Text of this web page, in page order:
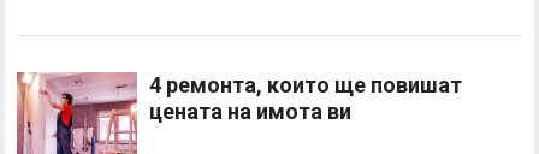
4 ремонта, които ще повишат
цената на имота ви